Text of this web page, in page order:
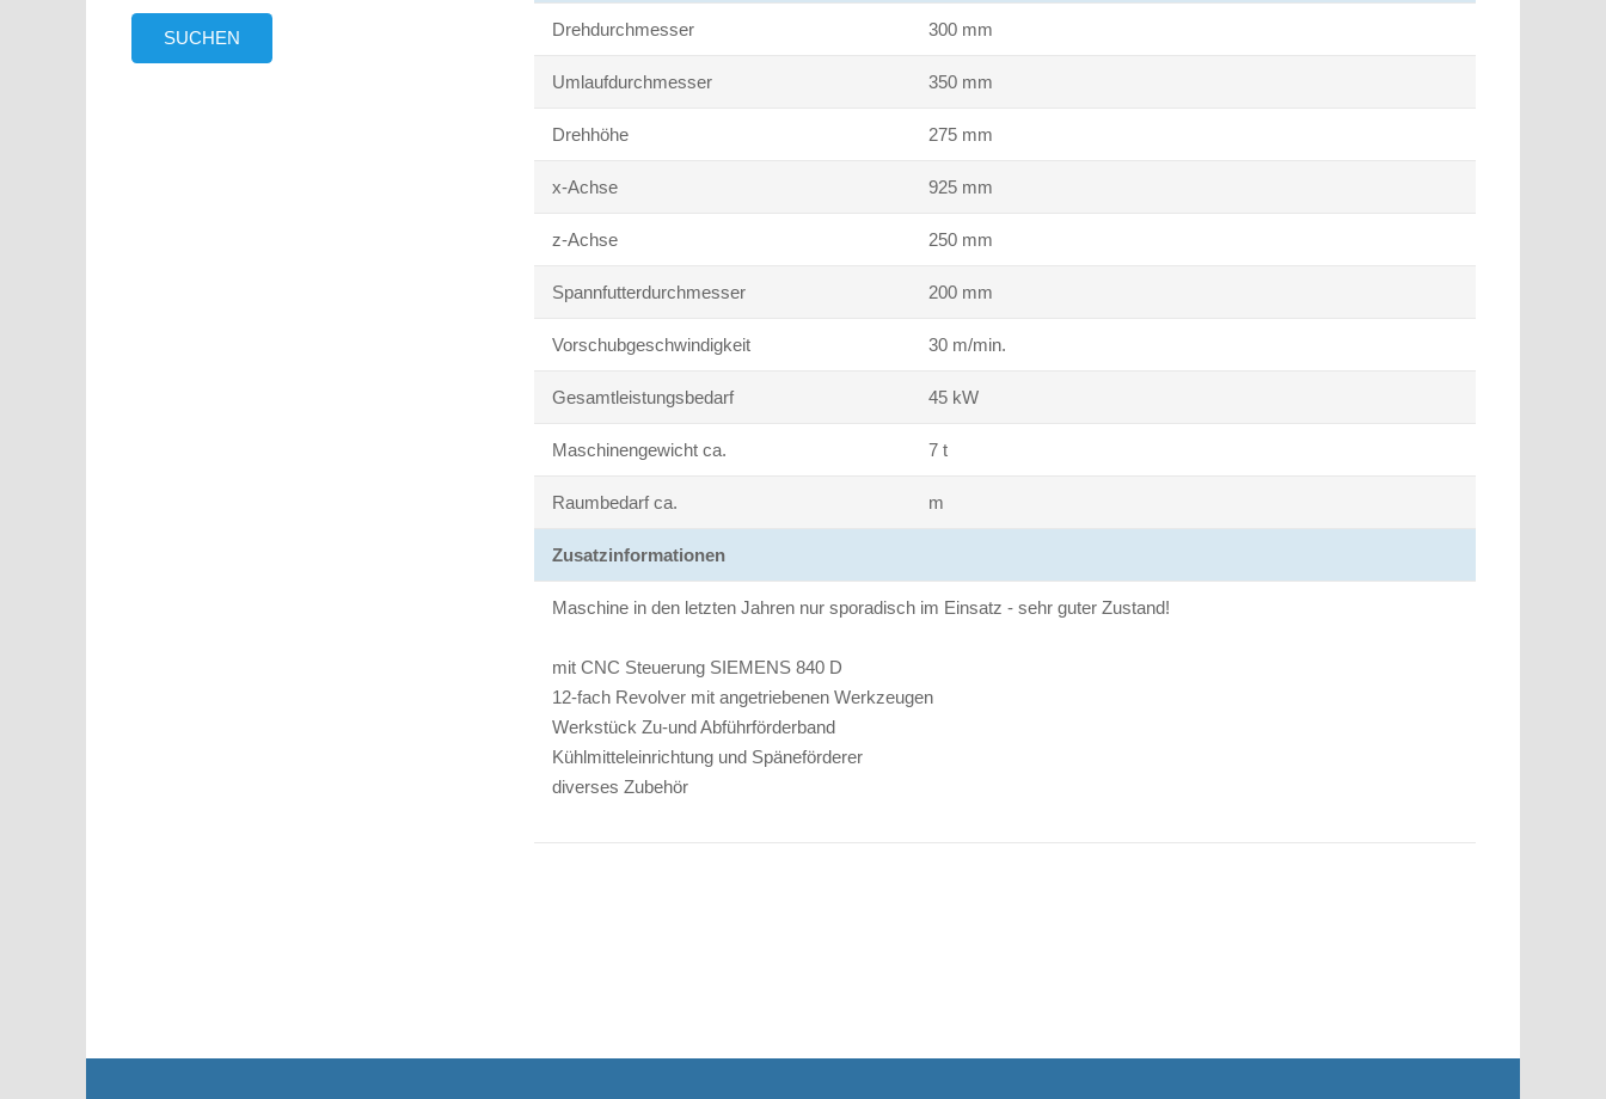
Drehdurchmesser 300 mm
Umlaufdurchmesser 350 mm
Drehhöhe 275 mm
x-Achse 925 mm
z-Achse 250 mm
Spannfutterdurchmesser 200 mm
Vorschubgeschwindigkeit 30 m/min.
Gesamtleistungsbedarf 45 kW
Maschinengewicht ca. 7 t
Raumbedarf ca. m
Zusatzinformationen
Maschine in den letzten Jahren nur sporadisch im Einsatz - sehr guter Zustand!
mit CNC Steuerung SIEMENS 840 D
12-fach Revolver mit angetriebenen Werkzeugen
Werkstück Zu-und Abführförderband
Kühlmitteleinrichtung und Späneförderer
diverses Zubehör